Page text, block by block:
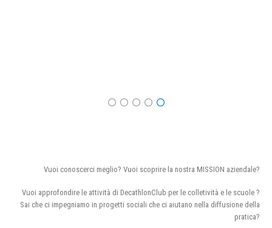
Vuoi conoscerci meglio? Vuoi scoprire la nostra MISSION aziendale?
Vuoi approfondire le attività di DecathlonClub per le colletività e le scuole ?
Sai che ci impegniamo in progetti sociali che ci aiutano nella diffusione della
pratica?